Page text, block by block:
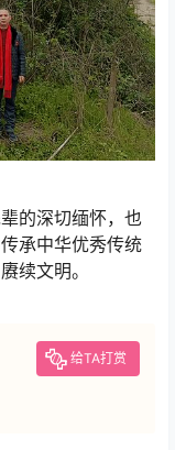
的深切缅怀，也
承中华优秀传统
续文明。
给TA打赏